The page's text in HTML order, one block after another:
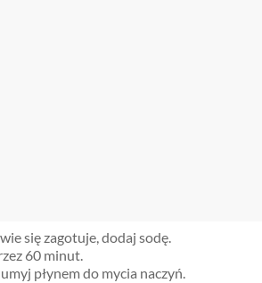
się zagotuje, dodaj sodę.
60 minut.
płynem do mycia naczyń.